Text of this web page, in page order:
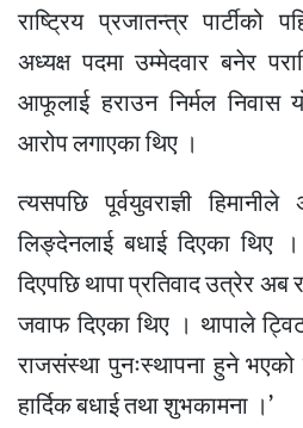
राष्ट्रिय प्रजातन्त्र पार्टीको
अध्यक्ष पदमा उम्मेदवार बनेर
आफूलाई हराउन निर्मल निवास
आरोप लगाएका थिए ।
त्यसपछि पूर्वयुवराज्ञी
लिङ्देनलाई बधाई दिएका थिए ।
दिएपछि थापा प्रतिवाद उत्रेर
जवाफ दिएका थिए । थापाले
राजसंस्था पुनःस्थापना हुने भएको
हार्दिक बधाई तथा शुभकामना ।’